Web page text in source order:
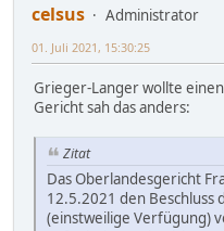
celsus
Administrator
01. Juli 2021, 15:30:25
Grieger-Langer wollte
Gericht sah das anders:
Zitat
Das Oberlandesgericht
12.5.2021 den
(einstweilige Verfügung)